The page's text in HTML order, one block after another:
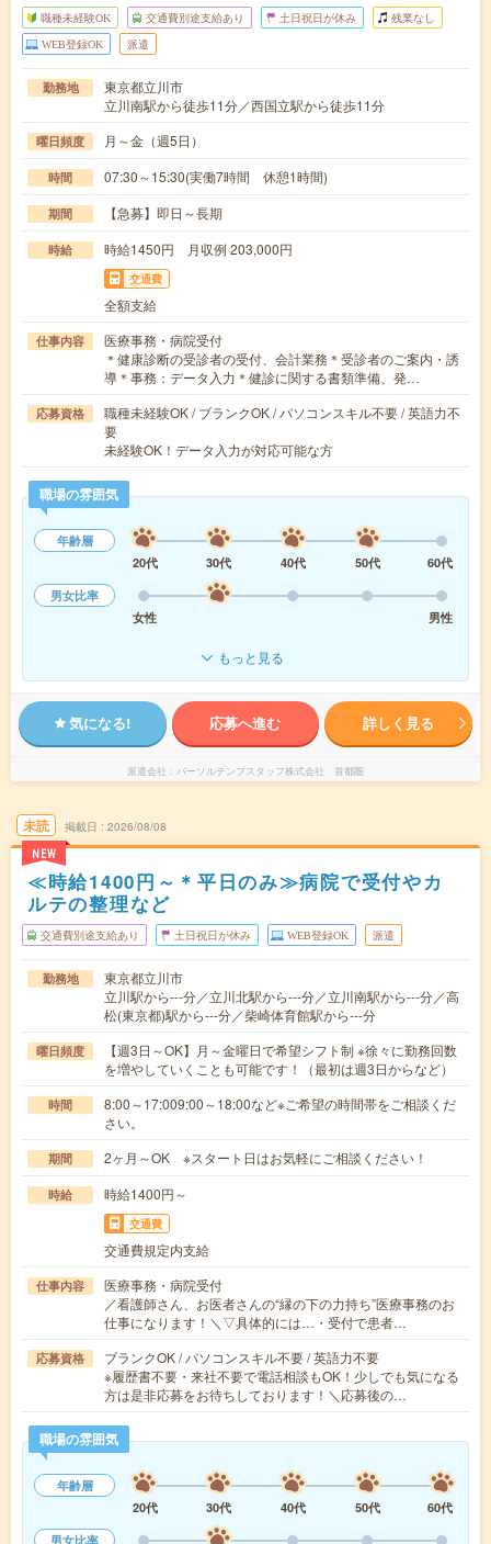
職種未経験OK 交通費別途支給あり 土日祝日が休み 残業なし
WEB登録OK 派遣
勤務地
東京都立川市
立川南駅から徒歩11分／西国立駅から徒歩11分
曜日頻度 月～金（週5日）
時間 07:30～15:30(実働7時間 休憩1時間)
期間 【急募】即日～長期
時給 時給1450円 月収例 203,000円
交通費
全額支給
仕事内容
医療事務・病院受付
＊健康診断の受診者の受付、会計業務＊受診者のご案内・誘
導＊事務：データ入力＊健診に関する書類準備、発…
応募資格
職種未経験OK / ブランクOK / パソコンスキル不要 / 英語力不
要
未経験OK！データ入力が対応可能な方
職場の雰囲気
年齢層
20代
30代 40代 50代
60代
男女比率
女性
男性
もっと見る
気になる! 応募へ進む 詳しく見る
派遣会社 パーソルテンプスタッフ株式会社 首都圏
未読
NEW
掲載日 2026/08/08
≪時給1400円～＊平日のみ≫病院で受付やカ
ルテの整理など
交通費別途支給あり 土日祝日が休み WEB登録OK 派遣
勤務地
東京都立川市
立川駅から---分／立川北駅から---分／立川南駅から---分／高
松(東京都)駅から---分／柴崎体育館駅から---分
曜日頻度
【週3日～OK】月～金曜日で希望シフト制 ※徐々に勤務回数
を増やしていくことも可能です！（最初は週3日からなど）
時間
8:00～17:009:00～18:00など※ご希望の時間帯をご相談くだ
さい。
期間 2ヶ月～OK ※スタート日はお気軽にご相談ください！
時給 時給1400円～
交通費
交通費規定内支給
仕事内容
医療事務・病院受付
／看護師さん、お医者さんの“縁の下の力持ち”医療事務のお
仕事になります！＼▽具体的には…・受付で患者…
応募資格
ブランクOK / パソコンスキル不要 / 英語力不要
※履歴書不要・来社不要で電話相談もOK！少しでも気になる
方は是非応募をお待ちしております！＼応募後の…
職場の雰囲気
年齢層
20代
30代 40代 50代
60代
男女比率